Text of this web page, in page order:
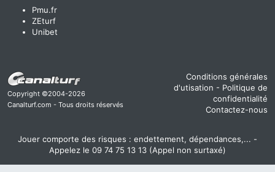
Pmu.fr
ZEturf
Unibet
Copyright ©2004-2026
Canalturf.com - Tous droits réservés
Conditions générales
d'utisation - Politique de
confidentialité
Contactez-nous
Jouer comporte des risques : endettement, dépendances,... -
Appelez le 09 74 75 13 13 (Appel non surtaxé)